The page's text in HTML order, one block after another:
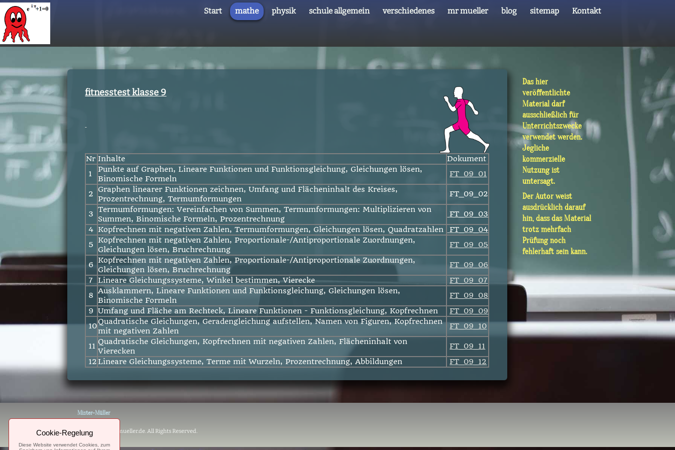
Start mathe physik schule allgemein verschiedenes mr mueller blog sitemap Kontakt
Das hier
veröffentlichte
Material darf
ausschließlich für
Unterrichtszwecke
verwendet werden.
Jegliche
kommerzielle
Nutzung ist
untersagt.
Der Autor weist
ausdrücklich darauf
hin, dass das Material
trotz mehrfach
Prüfung noch
fehlerhaft sein kann.
fitnesstest klasse 9
Nr Inhalte
Dokument
1
Punkte auf Graphen, Lineare Funktionen und Funktionsgleichung, Gleichungen lösen,
Binomische Formeln
FT_09_01
2 Graphen linearer Funktionen zeichnen, Umfang und Flächeninhalt des Kreises,
Prozentrechnung, Termumformungen
FT_09_02
3 Termumformungen: Vereinfachen von Summen, Termumformungen: Multiplizieren von
Summen, Binomische Formeln, Prozentrechnung
FT_09_03
4 Kopfrechnen mit negativen Zahlen, Termumformungen, Gleichungen lösen, Quadratzahlen
FT_09_04
5
Kopfrechnen mit negativen Zahlen, Proportionale-/Antiproportionale Zuordnungen,
Gleichungen lösen, Bruchrechnung
FT_09_05
6
Kopfrechnen mit negativen Zahlen, Proportionale-/Antiproportionale Zuordnungen,
Gleichungen lösen, Bruchrechnung
FT_09_06
7
Lineare Gleichungssysteme, Winkel bestimmen, Vierecke
FT_09_07
8 Ausklammern, Lineare Funktionen und Funktionsgleichung, Gleichungen lösen,
Binomische Formeln
FT_09_08
9 Umfang und Fläche am Rechteck, Lineare Funktionen - Funktionsgleichung, Kopfrechnen
FT_09_09
10Quadratische Gleichungen, Geradengleichung aufstellen, Namen von Figuren, Kopfrechnen
mit negativen Zahlen
FT_09_10
11 Quadratische Gleichungen, Kopfrechnen mit negativen Zahlen, Flächeninhalt von
Vierecken
FT_09_11
12Lineare Gleichungssysteme, Terme mit Wurzeln, Prozentrechnung, Abbildungen FT_09_12
Mister-Müller
© 2023. mister-mueller.de. All Rights Reserved.
Cookie-Regelung
Diese Website verwendet Cookies, zum